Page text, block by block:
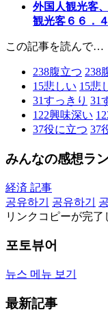
外国人観光客
観光客６６．
この記事を読んで…
238腹立つ 238
15悲しい 15悲
31すっきり 31
122興味深い
37役に立つ 37
みんなの感想ラ
経済 記事
공유하기
공유하기
リンクコピーが完了
포토뷰어
뉴스 메뉴 보기
最新記事